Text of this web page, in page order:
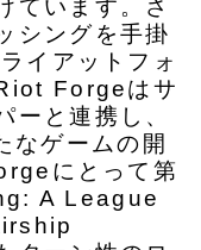
ています。さ
シングを手掛
イアットフォ
Forgeはサ
ーと連携し、
なゲームの開
にとって第
A League